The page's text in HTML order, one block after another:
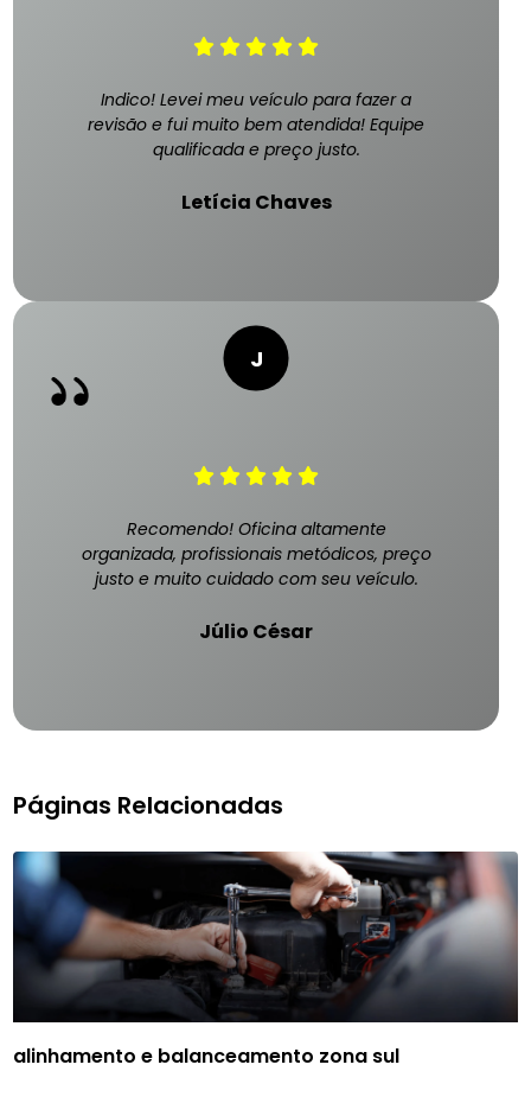
Indico! Levei meu veículo para fazer a
revisão e fui muito bem atendida! Equipe
qualificada e preço justo.
Letícia Chaves
Recomendo! Oficina altamente
organizada, profissionais metódicos, preço
justo e muito cuidado com seu veículo.
Júlio César
Páginas Relacionadas
alinhamento e balanceamento zona sul